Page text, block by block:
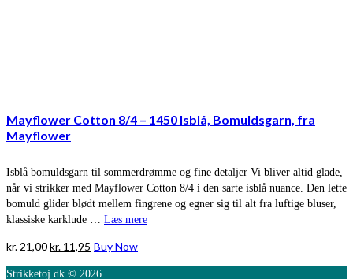
Mayflower Cotton 8/4 – 1450 Isblå, Bomuldsgarn, fra
Mayflower
Isblå bomuldsgarn til sommerdrømme og fine detaljer Vi bliver altid glade,
når vi strikker med Mayflower Cotton 8/4 i den sarte isblå nuance. Den lette
bomuld glider blødt mellem fingrene og egner sig til alt fra luftige bluser,
klassiske karklude … Læs mere
kr.21,00Den
kr. 11,95 Den
Buy Now
Strikketoj.dk © 2026